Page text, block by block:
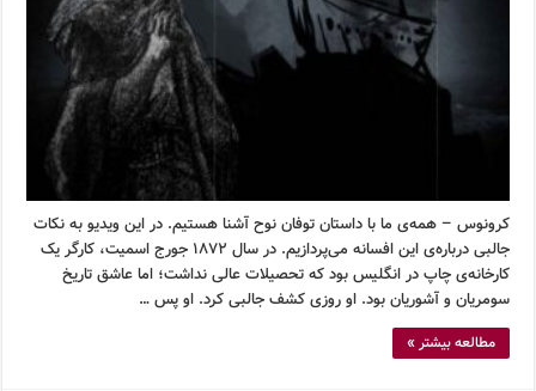
کرونوس – همه‌ی ما با داستان توفان نوح آشنا هستیم. در این ویدیو به نکات
جالبی درباره‌ی این افسانه می‌پردازیم. در سال ۱۸۷۲ جورج اسمیت، کارگر یک
کارخانه‌ی چاپ در انگلیس بود که تحصیلات عالی نداشت؛ اما عاشق تاریخ
سومریان و آشوریان بود. او روزی کشف جالبی کرد. او پس …
مطالعه بیشتر »